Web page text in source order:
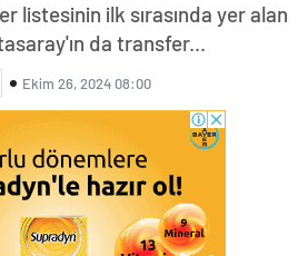
listesinin ilk sırasında yer alan
da transfer...
Ekim 26, 2024 08:00